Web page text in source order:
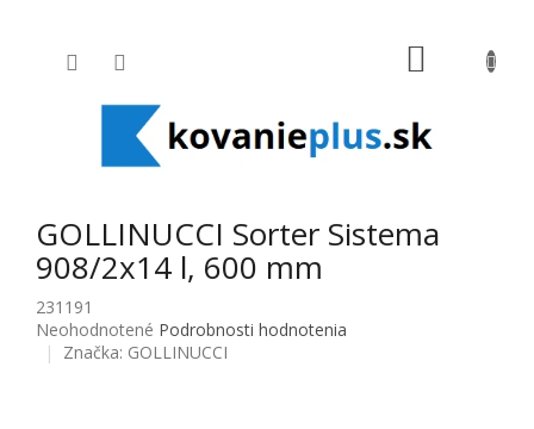
GOLLINUCCI Sorter Sistema
908/2x14 l, 600 mm
231191
Priemerné hodnotenie produktu je 0,0 z 5 hviezdičiek.
Neohodnotené Podrobnosti hodnotenia
Značka: GOLLINUCCI